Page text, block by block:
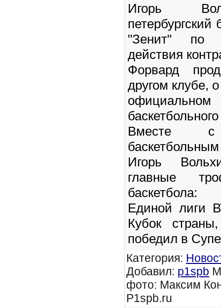
Игорь
петербургский
"Зенит" по
действия
Форвард
другом клубе,
Вместе с
Игорь
главные
Единой лиги
Кубок
победил в
Категория:
Добавил: p1spb
фото: Максим
P1spb.ru